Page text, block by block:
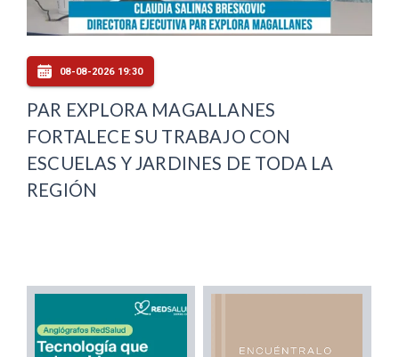
08-08-2026 19:30
PAR EXPLORA MAGALLANES
FORTALECE SU TRABAJO CON
ESCUELAS Y JARDINES DE TODA LA
REGIÓN